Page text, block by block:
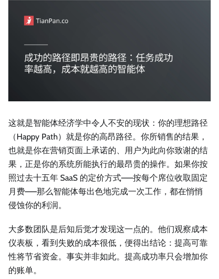
这就是智能体经济学中令人不安的现状：你的理想路径
（Happy Path）就是你的高昂路径。你所销售的结果，
也就是你在营销页面上承诺的、用户为此向你致谢的结
果，正是你的系统所能执行的最昂贵的操作。如果你按
照过去十五年 SaaS 的定价方式——按每个席位收取固定
月费——那么智能体每出色地完成一次工作，都在悄悄
侵蚀你的利润。
大多数团队是后知后觉才发现这一点的。他们观察成本
仪表板，看到失败的成本很低，便得出结论：提高可靠
性将节省资金。事实并非如此。提高成功率只会增加你
的账单。